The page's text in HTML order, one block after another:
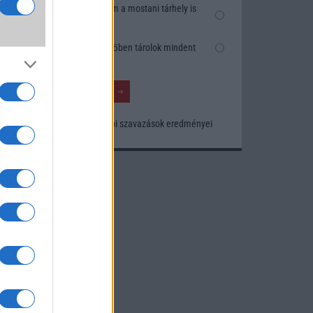
Nem, nekem a mostani tárhely is
Inkább felhőben tárolok mindent
Korábbi szavazások eredményei